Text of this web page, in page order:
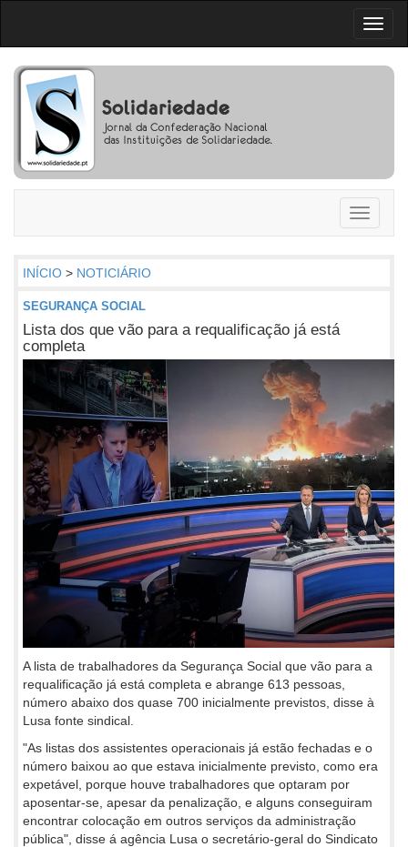
Toggle
INÍCIO > NOTICIÁRIO
SEGURANÇA SOCIAL
Lista dos que vão para a requalificação já está
completa
A lista de trabalhadores da Segurança Social que vão para a
requalificação já está completa e abrange 613 pessoas,
número abaixo dos quase 700 inicialmente previstos, disse à
Lusa fonte sindical.
"As listas dos assistentes operacionais já estão fechadas e o
número baixou ao que estava inicialmente previsto, como era
expetável, porque houve trabalhadores que optaram por
aposentar-se, apesar da penalização, e alguns conseguiram
encontrar colocação em outros serviços da administração
pública", disse á agência Lusa o secretário-geral do Sindicato